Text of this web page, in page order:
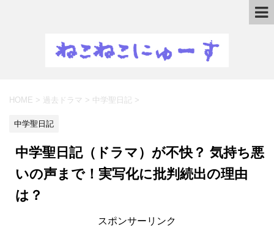
HOME > 過去ドラマ > 中学聖日記 >
中学聖日記
中学聖日記（ドラマ）が不快？ 気持ち悪
いの声まで！実写化に批判続出の理由
は？
スポンサーリンク